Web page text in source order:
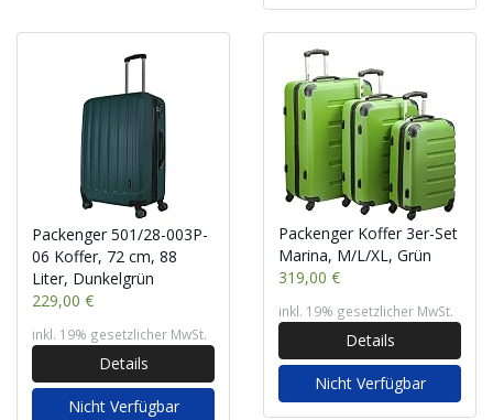
Packenger 501/28-003P-
06 Koffer, 72 cm, 88
Liter, Dunkelgrün
229,00 €
inkl. 19% gesetzlicher MwSt.
Details
Nicht Verfügbar
Packenger Koffer 3er-Set
Marina, M/L/XL, Grün
319,00 €
inkl. 19% gesetzlicher MwSt.
Details
Nicht Verfügbar